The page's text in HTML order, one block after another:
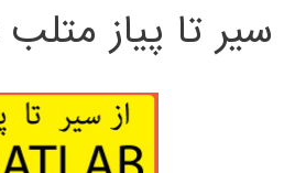
سیر تا پیاز متلب MATLAB